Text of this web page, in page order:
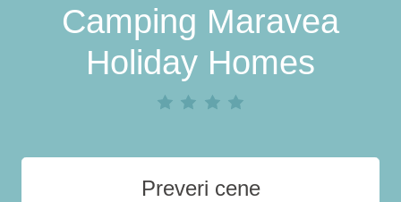
Hoteli in resorti
Camping Maravea
Holiday Homes
Preveri cene